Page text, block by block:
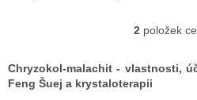
. Ve Feng Šuej se
negativního vysílání na všech
úrovních, též se využívá jako
O
l
2 položek
Chryzokol-malachit - vlastnosti,
Feng Šuej a krystaloterapii